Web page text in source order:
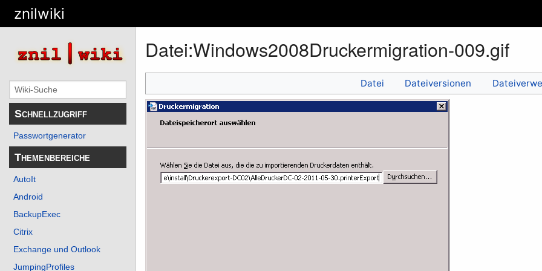
znilwiki
Schnellzugriff
Passwortgenerator
Themenbereiche
AutoIt
Android
BackupExec
Citrix
Exchange und Outlook
JumpingProfiles
Datei:Windows2008Druckermigration-009.gif
Datei Dateiversionen